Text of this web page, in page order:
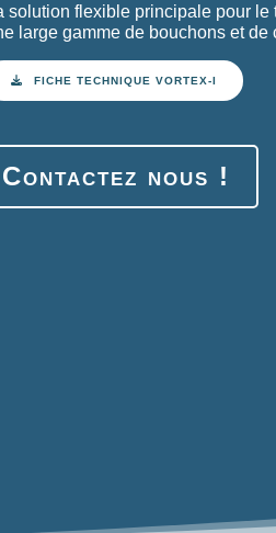
solution flexible principale pour
large gamme de bouchons et de
FICHE TECHNIQUE VORTEX-I
Contactez nous !